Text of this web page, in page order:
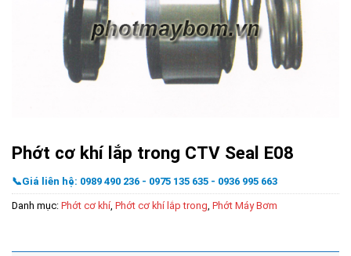
Phớt cơ khí lắp trong CTV Seal E08
📞Giá liên hệ: 0989 490 236 - 0975 135 635 - 0936 995 663
Danh mục: Phớt cơ khí, Phớt cơ khí lắp trong, Phớt Máy Bơm